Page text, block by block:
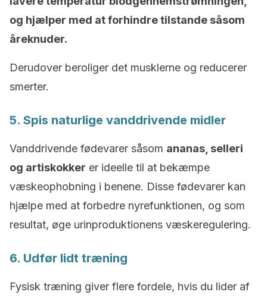
og hjælper med at forhindre tilstande såsom
åreknuder.
Derudover beroliger det musklerne og reducerer
smerter.
5. Spis naturlige vanddrivende midler
Vanddrivende fødevarer såsom ananas, selleri
og artiskokker er ideelle til at bekæmpe
væskeophobning i benene. Disse fødevarer kan
hjælpe med at forbedre nyrefunktionen, og som
resultat, øge urinproduktionens væskeregulering.
6. Udfør lidt træning
Fysisk træning giver flere fordele, hvis du lider af